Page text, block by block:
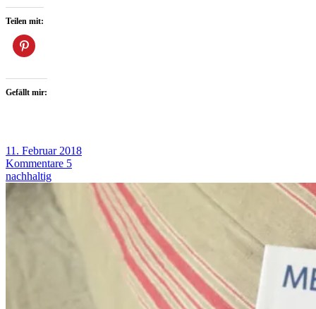
Teilen mit:
Gefällt mir:
11. Februar 2018
Kommentare 5
nachhaltig